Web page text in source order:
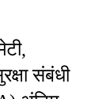
संबंधी